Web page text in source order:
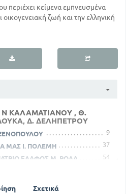
περιέχει κείμενα εμπνευσμένα
ζωή και την ελληνική
Ν ΚΑΛΑΜΑΤΙΑΝΟΥ , Θ.
Δ. ΔΕΛΗΠΕΤΡΟΥ
9
ΜΑΣ Ι. ΠΟΛΕΜΗ
37
ΕΔΑΦΟΣ Μ. ΡΟΔΑ
54
Σχετικά